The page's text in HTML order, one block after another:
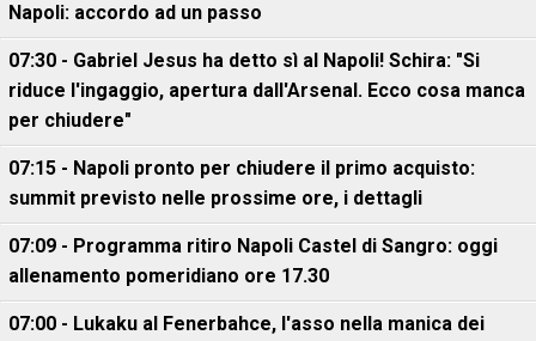
Napoli: accordo ad un passo
07:30 - Gabriel Jesus ha detto sì al Napoli! Schira: "Si
riduce l'ingaggio, apertura dall'Arsenal. Ecco cosa manca
per chiudere"
07:15 - Napoli pronto per chiudere il primo acquisto:
summit previsto nelle prossime ore, i dettagli
07:09 - Programma ritiro Napoli Castel di Sangro: oggi
allenamento pomeridiano ore 17.30
07:00 - Lukaku al Fenerbahce, l'asso nella manica dei